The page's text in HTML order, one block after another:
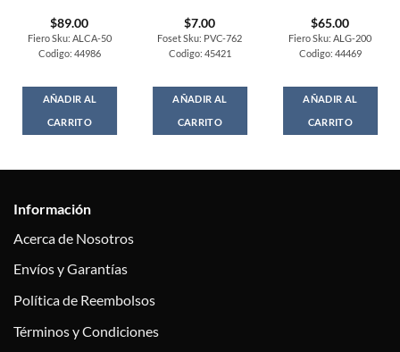
$89.00
Fiero Sku: ALCA-50
Codigo: 44986
AÑADIR AL
CARRITO
$7.00
Foset Sku: PVC-762
Codigo: 45421
AÑADIR AL
CARRITO
$65.00
Fiero Sku: ALG-200
Codigo: 44469
AÑADIR AL
CARRITO
Información
Acerca de Nosotros
Envíos y Garantías
Política de Reembolsos
Términos y Condiciones